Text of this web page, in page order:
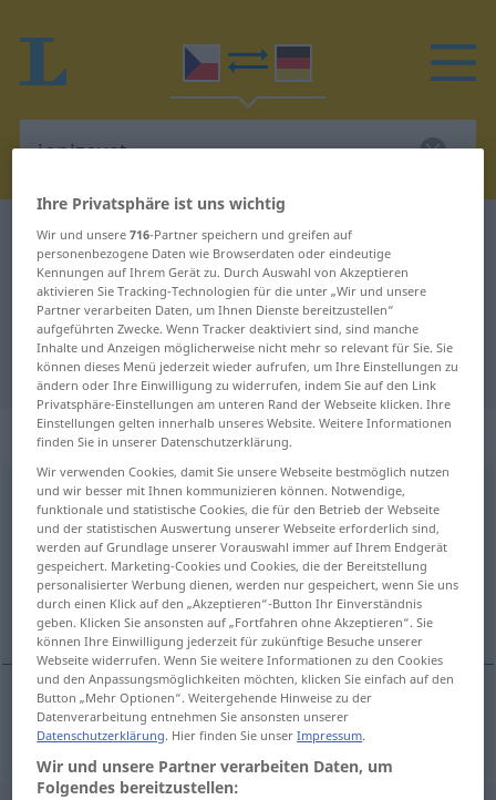
Tschechisch-Deutsch Wörterbuch ionizovat
Tschechisch-Deutsch Übersetzung
für "ionizovat"
"ionizovat" Deutsch Übersetzung
„ionizovat“
ionizovat [-nɪ-] <(im)pf ;-zuji>
Übersicht aller Übersetzungen
(Für mehr Details die Übersetzung anklicken/antippen)
ionisieren
ionisieren ionizovat
Ihre Privatsphäre ist uns wichtig
Wir und unsere716-Partner speichern und greifen auf
personenbezogene Daten wie Browserdaten oder eindeutige
Kennungen auf Ihrem Gerät zu. Durch Auswahl von Akzeptieren
aktivieren Sie Tracking-Technologien für die unter „Wir und unsere
Partner verarbeiten Daten, um Ihnen Dienste bereitzustellen“
aufgeführten Zwecke. Wenn Tracker deaktiviert sind, sind manche
Inhalte und Anzeigen möglicherweise nicht mehr so relevant für Sie. Sie
können dieses Menü jederzeit wieder aufrufen, um Ihre Einstellungen zu
ändern oder Ihre Einwilligung zu widerrufen, indem Sie auf den Link
Privatsphäre-Einstellungen am unteren Rand der Webseite klicken. Ihre
Einstellungen gelten innerhalb unseres Website. Weitere Informationen
finden Sie in unserer Datenschutzerklärung.
Wir verwenden Cookies, damit Sie unsere Webseite bestmöglich nutzen
und wir besser mit Ihnen kommunizieren können. Notwendige,
funktionale und statistische Cookies, die für den Betrieb der Webseite
und der statistischen Auswertung unserer Webseite erforderlich sind,
werden auf Grundlage unserer Vorauswahl immer auf Ihrem Endgerät
gespeichert. Marketing-Cookies und Cookies, die der Bereitstellung
personalisierter Werbung dienen, werden nur gespeichert, wenn Sie uns
durch einen Klick auf den „Akzeptieren“-Button Ihr Einverständnis
geben. Klicken Sie ansonsten auf „Fortfahren ohne Akzeptieren“. Sie
können Ihre Einwilligung jederzeit für zukünftige Besuche unserer
Webseite widerrufen. Wenn Sie weitere Informationen zu den Cookies
und den Anpassungsmöglichkeiten möchten, klicken Sie einfach auf den
Button „Mehr Optionen“. Weitergehende Hinweise zu der
Datenverarbeitung entnehmen Sie ansonsten unserer
Datenschutzerklärung. Hier finden Sie unserImpressum.
Wir und unsere Partner verarbeiten Daten, um
Folgendes bereitzustellen: